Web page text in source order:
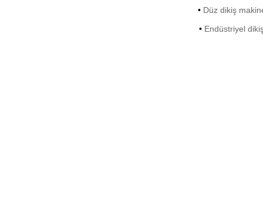
• Düz dikiş
• Endüstriyel